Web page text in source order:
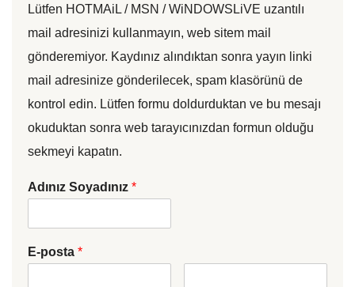
Lütfen HOTMAiL / MSN / WiNDOWSLiVE uzantılı
mail adresinizi kullanmayın, web sitem mail
gönderemiyor. Kaydınız alındıktan sonra yayın linki
mail adresinize gönderilecek, spam klasörünü de
kontrol edin. Lütfen formu doldurduktan ve bu mesajı
okuduktan sonra web tarayıcınızdan formun olduğu
sekmeyi kapatın.
Adınız Soyadınız *
E-posta *